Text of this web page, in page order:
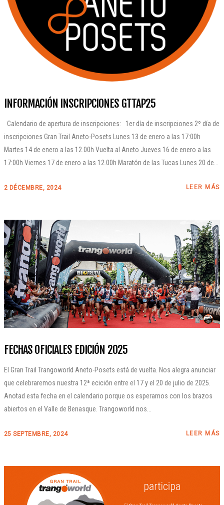
INFORMACIÓN INSCRIPCIONES GTTAP25
Calendario de apertura de inscripciones: 1er día de inscripciones 2º día de
inscripciones Gran Trail Aneto-Posets Lunes 13 de enero a las 17:00h
Martes 14 de enero a las 12.00h Vuelta al Aneto Jueves 16 de enero a las
17:00h Viernes 17 de enero a las 12.00h Maratón de las Tucas Lunes 20 de...
2 DÉCEMBRE, 2024 LEER MÁS
FECHAS OFICIALES EDICIÓN 2025
El Gran Trail Trangoworld Aneto-Posets está de vuelta. Nos alegra anunciar
que celebraremos nuestra 12ª ecición entre el 17 y el 20 de julio de 2025.
Anotad esta fecha en el calendario porque os esperamos con los brazos
abiertos en el Valle de Benasque. Trangoworld nos...
25 SEPTEMBRE, 2024 LEER MÁS